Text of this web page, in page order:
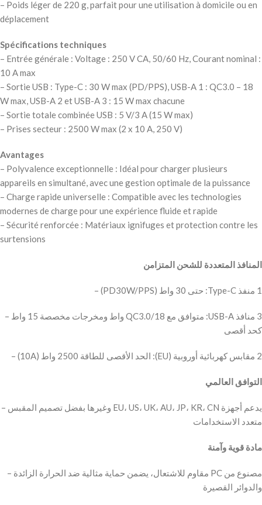
– Poids léger de 220 g, parfait pour une utilisation à domicile ou en
déplacement
Spécifications techniques
– Entrée générale : Voltage : 250 V CA, 50/60 Hz, Courant nominal :
10 A max
– Sortie USB : Type-C : 30 W max (PD/PPS), USB-A 1 : QC3.0 – 18
W max, USB-A 2 et USB-A 3 : 15 W max chacune
– Sortie totale combinée USB : 5 V/3 A (15 W max)
– Prises secteur : 2500 W max (2 x 10 A, 250 V)
Avantages
– Polyvalence exceptionnelle : Idéal pour charger plusieurs
appareils en simultané, avec une gestion optimale de la puissance
– Charge rapide universelle : Compatible avec les technologies
modernes de charge pour une expérience fluide et rapide
– Sécurité renforcée : Matériaux ignifuges et protection contre les
surtensions
– ‫3 منافذ USB-A: متوافق مع QC3.0/18 واط ومخرجات مخصصة 15 واط
– ‫يدعم أجهزة EU، US، UK، AU، JP، KR، CN وغيرها بفضل تصميم المقبس
– ‫مصنوع من PC مقاوم للاشتعال، يضمن حماية مثالية ضد الحرارة الزائدة